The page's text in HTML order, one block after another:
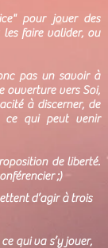
pour jouer des
les faire valider, ou
pas un savoir à
ouverture vers Soi,
à discerner, de
ce qui peut venir
de liberté.
;)
d’agir à trois
qui va s’y jouer,